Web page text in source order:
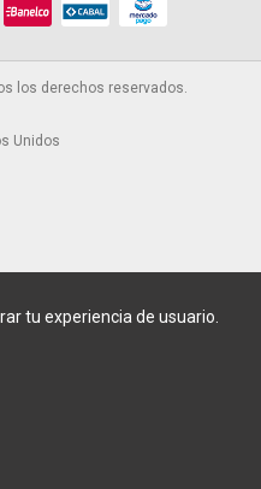
los derechos reservados.
Unidos
tu experiencia de usuario.